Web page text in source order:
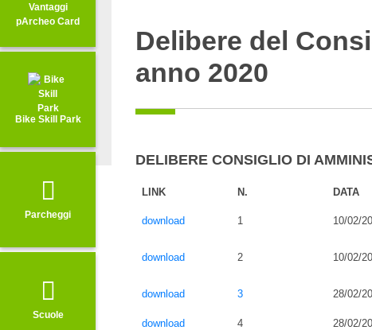
Delibere del
anno 2020
DELIBERE CONSIGLIO DI
LINK N. DATA
download 1 10/02/
download 2 10/02/
download 3 28/02/
download
4 28/02/
Vantaggi
pArcheo Card
Bike Skill Park
Parcheggi
Scuole